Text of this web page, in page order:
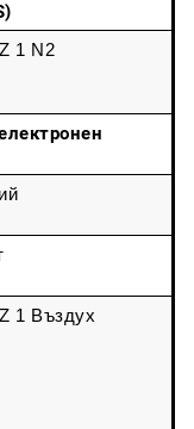
1 N2
1 Въздух